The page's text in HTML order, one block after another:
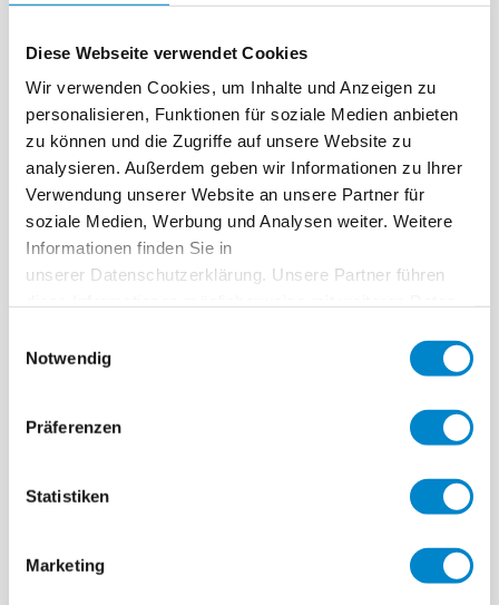
Diese Webseite verwendet Cookies
Wir verwenden Cookies, um Inhalte und Anzeigen zu
personalisieren, Funktionen für soziale Medien anbieten
zu können und die Zugriffe auf unsere Website zu
analysieren. Außerdem geben wir Informationen zu Ihrer
Verwendung unserer Website an unsere Partner für
soziale Medien, Werbung und Analysen weiter. Weitere
Informationen finden Sie in
unserer Datenschutzerklärung. Unsere Partner führen
sie im Rahmen Ihrer Nutzung der Dienste gesammelt
haben. Weitere Informationen erhalten Sie in unserer
Notwendig
Präferenzen
Statistiken
Marketing
Verarbeitungsanleitung
1/8
Untergrund vorbereiten, Unebenheiten beseitigen und lose
Teile entfernen. Mineralische Untergründe mit Triflex